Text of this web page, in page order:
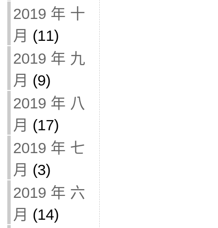
2019 年 十
月 (11)
2019 年 九
月 (9)
2019 年 八
月 (17)
2019 年 七
月 (3)
2019 年 六
月 (14)